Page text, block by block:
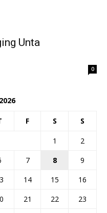
Unta
0
F S S
1
2
7 8
9
14 15
16
21 22
23